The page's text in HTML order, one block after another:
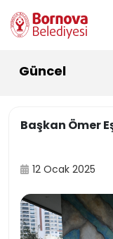
Güncel
Başkan Ömer
12 Ocak 2025